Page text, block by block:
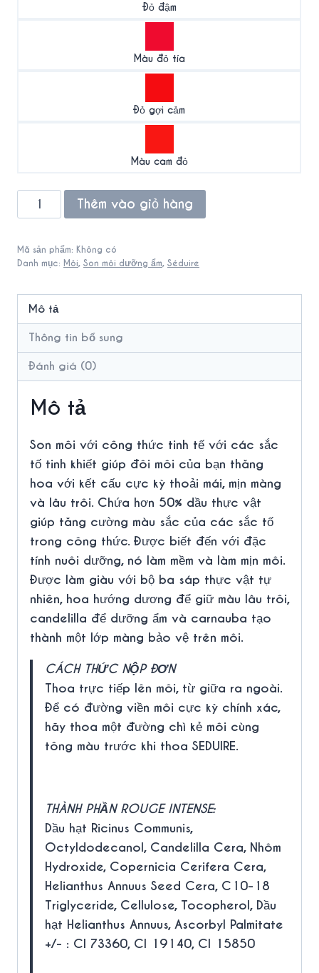
Đỏ đậm
Màu đỏ tía
Đỏ gợi cảm
Màu cam đỏ
Moisturizer
Lipstick
lượng
Thêm vào giỏ hàng
Mã sản phẩm: Không có
Danh mục: Môi, Son môi dưỡng ẩm, Séduire
Mô tả
Thông tin bổ sung
Đánh giá (0)
Mô tả
Son môi với công thức tinh tế với các sắc
tố tinh khiết giúp đôi môi của bạn thăng
hoa với kết cấu cực kỳ thoải mái, mịn màng
và lâu trôi. Chứa hơn 50% dầu thực vật
giúp tăng cường màu sắc của các sắc tố
trong công thức. Được biết đến với đặc
tính nuôi dưỡng, nó làm mềm và làm mịn môi.
Được làm giàu với bộ ba sáp thực vật tự
nhiên, hoa hướng dương để giữ màu lâu trôi,
candelilla để dưỡng ẩm và carnauba tạo
thành một lớp màng bảo vệ trên môi.
CÁCH THỨC NỘP ĐƠN
Thoa trực tiếp lên môi, từ giữa ra ngoài.
Để có đường viền môi cực kỳ chính xác,
hãy thoa một đường chì kẻ môi cùng
tông màu trước khi thoa SEDUIRE.
THÀNH PHẦN ROUGE INTENSE:
Dầu hạt Ricinus Communis,
Octyldodecanol, Candelilla Cera, Nhôm
Hydroxide, Copernicia Cerifera Cera,
Helianthus Annuus Seed Cera, C10-18
Triglyceride, Cellulose, Tocopherol, Dầu
hạt Helianthus Annuus, Ascorbyl Palmitate
+/- : CI 73360, CI 19140, CI 15850